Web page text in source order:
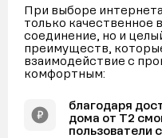
При выборе
только качественное
соединение, но и
преимуществ,
взаимодействие с
комфортным:
благодаря
дома от Т2
пользователи